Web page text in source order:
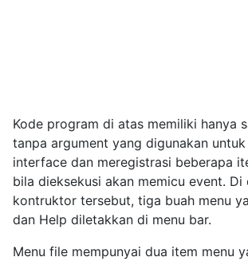
Kode program di atas memiliki hanya
tanpa argument yang digunakan
interface dan meregistrasi beberapa
bila dieksekusi akan memicu event. Di
kontruktor tersebut, tiga buah menu
dan Help diletakkan di menu bar.
Menu file mempunyai dua item menu